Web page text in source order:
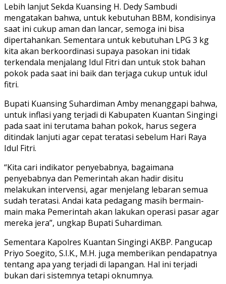
Lebih lanjut Sekda Kuansing H. Dedy Sambudi
mengatakan bahwa, untuk kebutuhan BBM, kondisinya
saat ini cukup aman dan lancar, semoga ini bisa
dipertahankan. Sementara untuk kebutuhan LPG 3 kg
kita akan berkoordinasi supaya pasokan ini tidak
terkendala menjalang Idul Fitri dan untuk stok bahan
pokok pada saat ini baik dan terjaga cukup untuk idul
fitri.
Bupati Kuansing Suhardiman Amby menanggapi bahwa,
untuk inflasi yang terjadi di Kabupaten Kuantan Singingi
pada saat ini terutama bahan pokok, harus segera
ditindak lanjuti agar cepat teratasi sebelum Hari Raya
Idul Fitri.
“Kita cari indikator penyebabnya, bagaimana
penyebabnya dan Pemerintah akan hadir disitu
melakukan intervensi, agar menjelang lebaran semua
sudah teratasi. Andai kata pedagang masih bermain-
main maka Pemerintah akan lakukan operasi pasar agar
mereka jera”, ungkap Bupati Suhardiman.
Sementara Kapolres Kuantan Singingi AKBP. Pangucap
Priyo Soegito, S.I.K., M.H. juga memberikan pendapatnya
tentang apa yang terjadi di lapangan. Hal ini terjadi
bukan dari sistemnya tetapi oknumnya.